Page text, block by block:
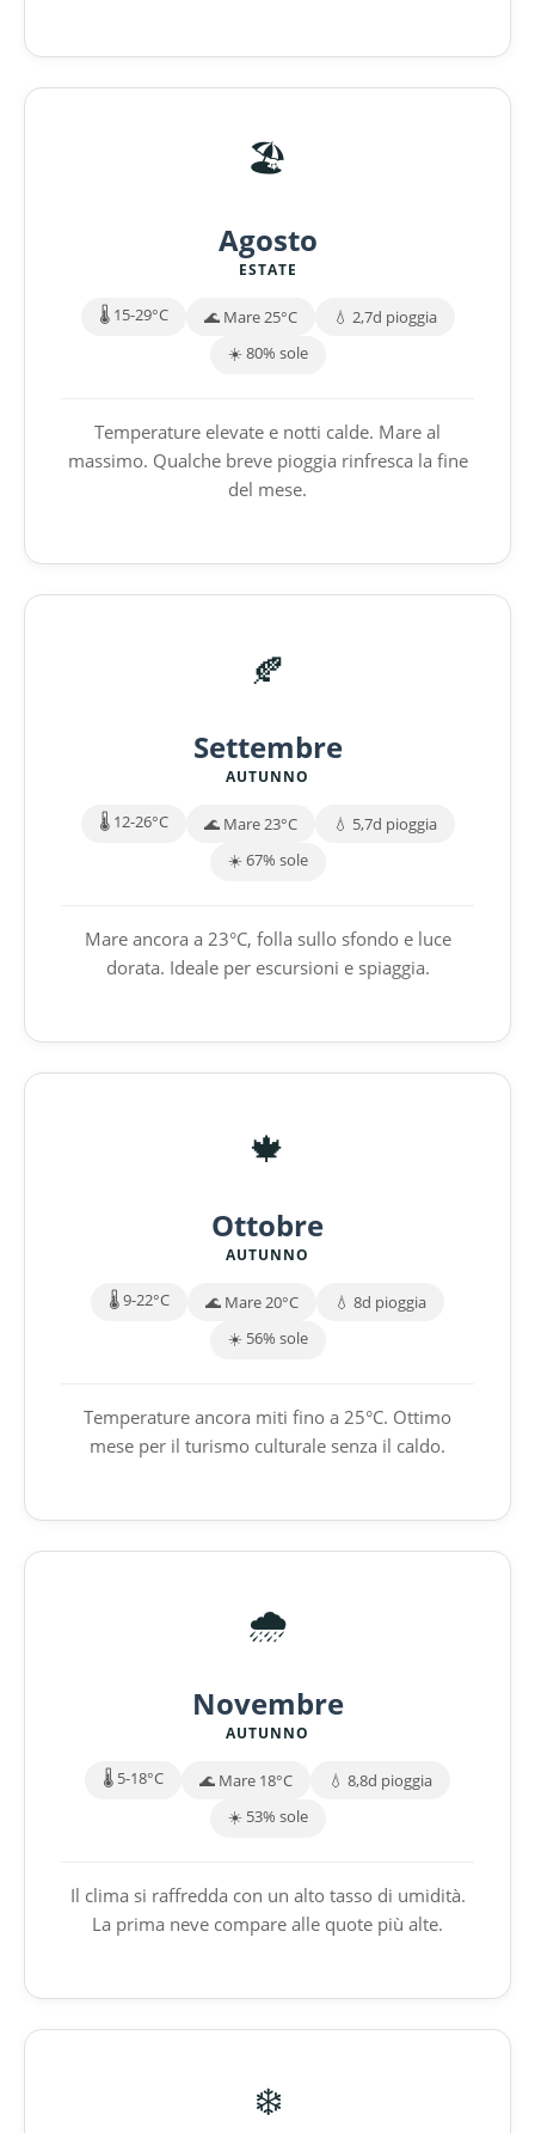
🏖️
Agosto
ESTATE
🌡️ 15-29°C 🌊 Mare 25°C
💧 2,7d pioggia
☀️ 80% sole
Temperature elevate e notti calde. Mare al
massimo. Qualche breve pioggia rinfresca la fine
del mese.
🍂
Settembre
AUTUNNO
🌡️ 12-26°C 🌊 Mare 23°C
💧 5,7d pioggia
☀️ 67% sole
Mare ancora a 23°C, folla sullo sfondo e luce
dorata. Ideale per escursioni e spiaggia.
🍁
Ottobre
AUTUNNO
🌡️ 9-22°C 🌊 Mare 20°C
💧 8d pioggia
☀️ 56% sole
Temperature ancora miti fino a 25°C. Ottimo
mese per il turismo culturale senza il caldo.
🌧️
Novembre
AUTUNNO
🌡️ 5-18°C 🌊 Mare 18°C
💧 8,8d pioggia
☀️ 53% sole
Il clima si raffredda con un alto tasso di umidità.
La prima neve compare alle quote più alte.
❄️